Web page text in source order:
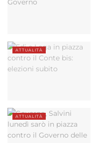
ATTUALITÀ
ATTUALITÀ